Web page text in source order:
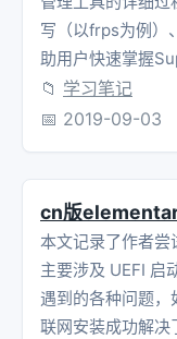
写（以frps为例）
助用户快速掌握
📁 学习笔记
📅 2019-09-03
cn版
本文记录了作者尝
主要涉及 UEFI 启
遇到的各种问题，
联网安装成功解决